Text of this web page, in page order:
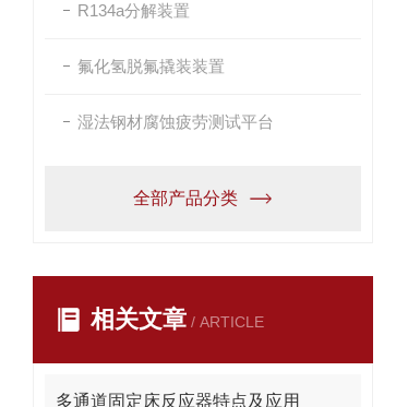
R134a分解装置
氟化氢脱氟撬装装置
湿法钢材腐蚀疲劳测试平台
全部产品分类
相关文章 / ARTICLE
多通道固定床反应器特点及应用